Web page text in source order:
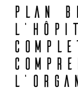
PLAN